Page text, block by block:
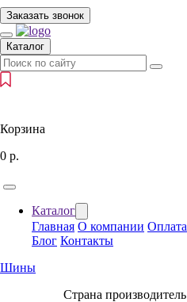
Заказать звонок
Каталог
Корзина
0 р.
Каталог
Главная О компании Оплата
Блог Контакты
Шины
Страна производитель